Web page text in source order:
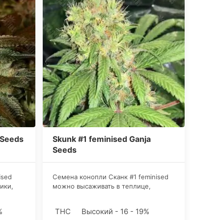
Skunk #1 feminised Ganja
Seeds
Семена конопли Сканк #1 feminised
можно высаживать в теплице,
всходы хорошо переносят
THC Высокий - 16 - 19%